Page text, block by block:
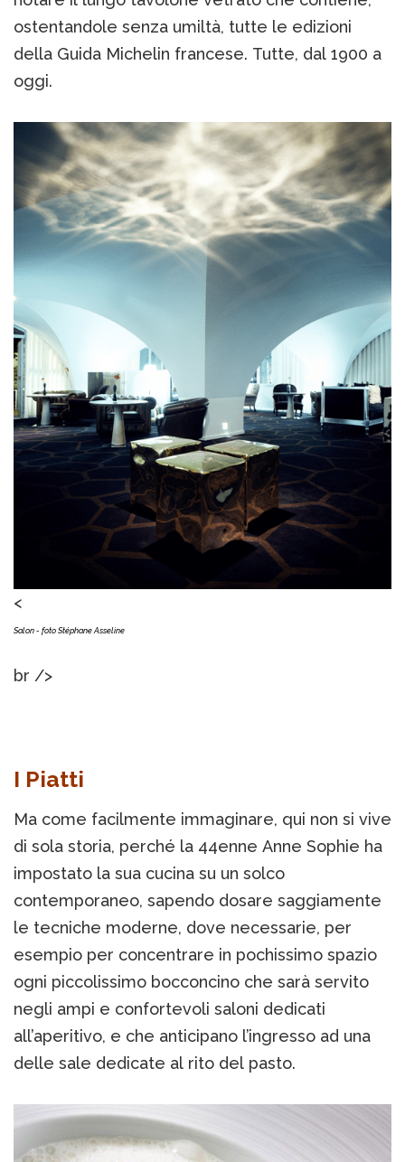
ostentandole senza umiltà, tutte le edizioni
della Guida Michelin francese. Tutte, dal 1900 a
oggi.
<
Salon - foto Stéphane Asseline
br />
I Piatti
Ma come facilmente immaginare, qui non si vive
di sola storia, perché la 44enne Anne Sophie ha
impostato la sua cucina su un solco
contemporaneo, sapendo dosare saggiamente
le tecniche moderne, dove necessarie, per
esempio per concentrare in pochissimo spazio
ogni piccolissimo bocconcino che sarà servito
negli ampi e confortevoli saloni dedicati
all’aperitivo, e che anticipano l’ingresso ad una
delle sale dedicate al rito del pasto.